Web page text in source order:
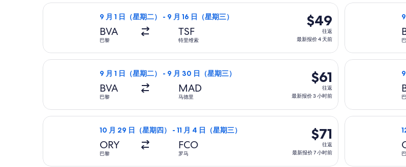
9 月 1 日（星期二） - 9 月 16 日（星期三）
BVA
巴黎
TSF
特里维索
$49
往
返,
新
报
价
4
前
$49
往返
最新报价 4 天前
选择瑞安航空航班，9 月 1 日（星期二）从巴黎前往特里维索，9 月 16 日（星期三）返
9 月 1 日（星期二） - 9 月 30 日（星期三）
BVA
巴黎
MAD
马德里
$61
往
返,
新
报
价
3
$61
往返
最新报价 3 小时前
选择瑞安航空航班，9 月 1 日（星期二）从巴黎前往马德里，9 月 30 日（星期三）返
10 月 29 日（星期四） - 11 月 4 日（星期三）
ORY
巴黎
FCO
罗马
$71
往
返,
$71
往返
最新报价 7 小时前
选择Wizz Air Malta航班，10 月 29 日（星期四）从巴黎前往罗马，11 月 4 日（星期三